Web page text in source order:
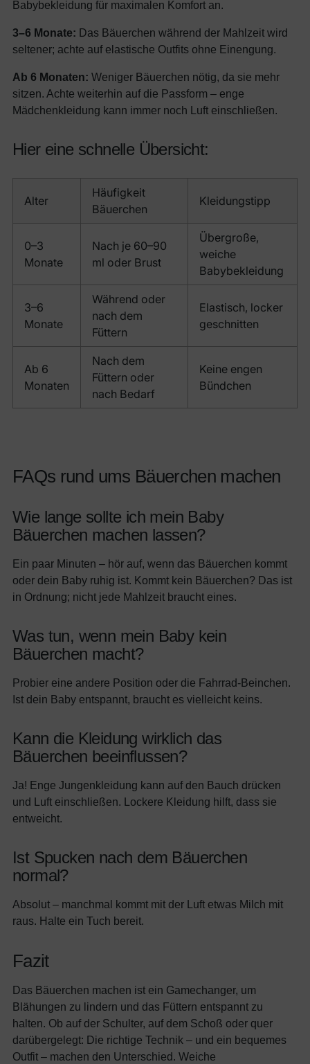
Babybekleidung für maximalen Komfort an.
3–6 Monate: Das Bäuerchen während der Mahlzeit wird
seltener; achte auf elastische Outfits ohne Einengung.
Ab 6 Monaten: Weniger Bäuerchen nötig, da sie mehr
sitzen. Achte weiterhin auf die Passform – enge
Mädchenkleidung kann immer noch Luft einschließen.
Hier eine schnelle Übersicht:
Alter
Häufigkeit
Bäuerchen
Kleidungstipp
0–3
Monate
Nach je 60–90
ml oder Brust
Übergroße,
weiche
Babybekleidung
3–6
Monate
Während oder
nach dem
Füttern
Elastisch, locker
geschnitten
Ab 6
Monaten
Nach dem
Füttern oder
nach Bedarf
Keine engen
Bündchen
FAQs rund ums Bäuerchen machen
Wie lange sollte ich mein Baby
Bäuerchen machen lassen?
Ein paar Minuten – hör auf, wenn das Bäuerchen kommt
oder dein Baby ruhig ist. Kommt kein Bäuerchen? Das ist
in Ordnung; nicht jede Mahlzeit braucht eines.
Was tun, wenn mein Baby kein
Bäuerchen macht?
Probier eine andere Position oder die Fahrrad-Beinchen.
Ist dein Baby entspannt, braucht es vielleicht keins.
Kann die Kleidung wirklich das
Bäuerchen beeinflussen?
Ja! Enge Jungenkleidung kann auf den Bauch drücken
und Luft einschließen. Lockere Kleidung hilft, dass sie
entweicht.
Ist Spucken nach dem Bäuerchen
normal?
Absolut – manchmal kommt mit der Luft etwas Milch mit
raus. Halte ein Tuch bereit.
Fazit
Das Bäuerchen machen ist ein Gamechanger, um
Blähungen zu lindern und das Füttern entspannt zu
halten. Ob auf der Schulter, auf dem Schoß oder quer
darübergelegt: Die richtige Technik – und ein bequemes
Outfit – machen den Unterschied. Weiche